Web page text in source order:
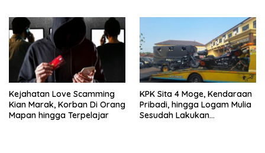
Kejahatan Love Scamming
Kian Marak, Korban Di Orang
Mapan hingga Terpelajar
KPK Sita 4 Moge, Kendaraan
Pribadi, hingga Logam Mulia
Sesudah Lakukan